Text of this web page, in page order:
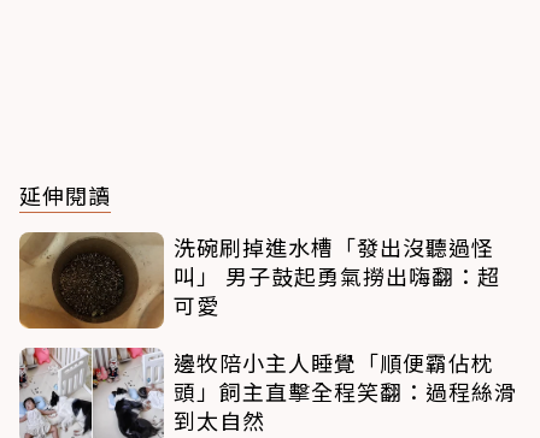
延伸閱讀
洗碗刷掉進水槽「發出沒聽過怪
叫」 男子鼓起勇氣撈出嗨翻：超
可愛
邊牧陪小主人睡覺「順便霸佔枕
頭」飼主直擊全程笑翻：過程絲滑
到太自然